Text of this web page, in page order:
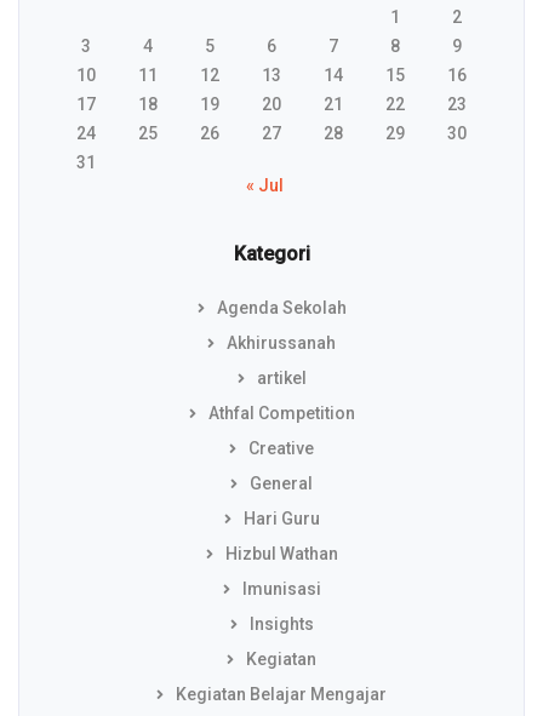
1
2
3
4 5 6 7 8
9
10
11 12 13 14 15
16
17
18 19 20 21 22
23
24
25 26 27 28 29
30
31
« Jul
Kategori
Agenda Sekolah
Akhirussanah
artikel
Athfal Competition
Creative
General
Hari Guru
Hizbul Wathan
Imunisasi
Insights
Kegiatan
Kegiatan Belajar Mengajar